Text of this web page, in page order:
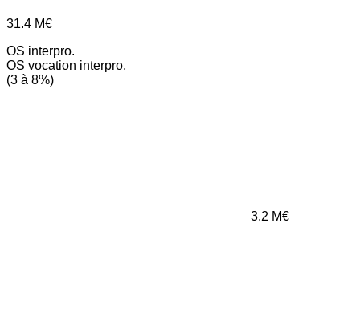
31.4 M€
OS interpro.
OS vocation interpro.
(3 à 8%)
3.2 M€